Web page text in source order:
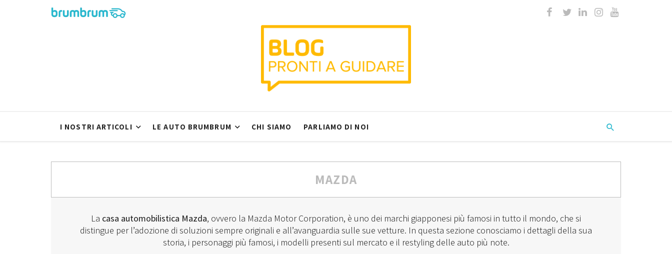
I NOSTRI ARTICOLI LE AUTO BRUMBRUM CHI SIAMO PARLIAMO DI NOI
MAZDA
La casa automobilistica Mazda, ovvero la Mazda Motor Corporation, è uno dei marchi giapponesi più famosi in tutto il mondo, che si
distingue per l’adozione di soluzioni sempre originali e all’avanguardia sulle sue vetture. In questa sezione conosciamo i dettagli della sua
storia, i personaggi più famosi, i modelli presenti sul mercato e il restyling delle auto più note.